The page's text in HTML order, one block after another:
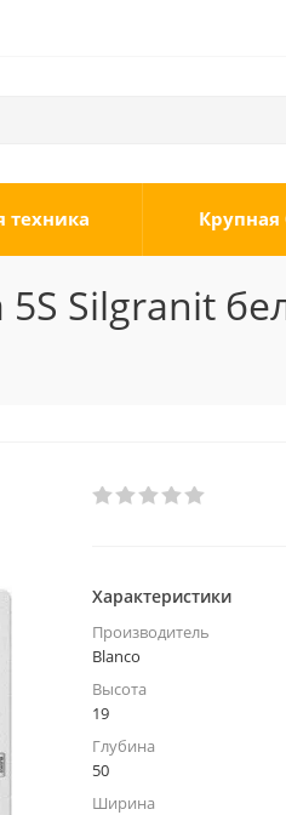
техника Крупная
Silgranit
Характеристики
Производитель
Blanco
Высота
19
Глубина
50
Ширина